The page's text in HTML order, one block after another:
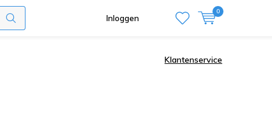
Inloggen
0
Klantenservice